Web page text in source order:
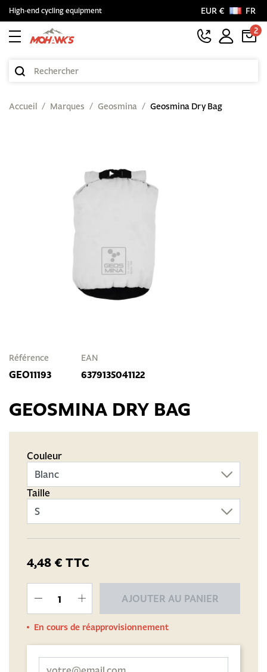
High-end cycling equipment EUR €
FR
2
Accueil Marques Geosmina Geosmina Dry Bag
Référence
GEO11193
EAN
6379135041122
GEOSMINA DRY BAG
Couleur
Taille
4,48 € TTC
AJOUTER AU PANIER
En cours de réapprovisionnement